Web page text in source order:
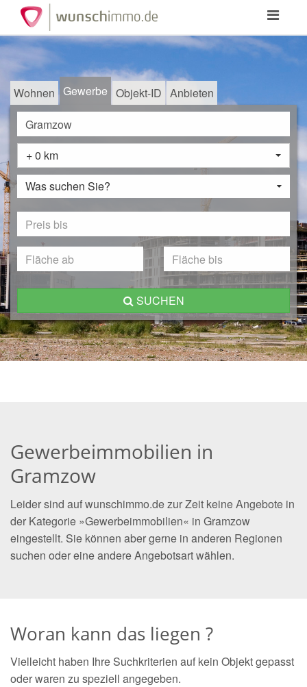
Toggle
Wohnen Gewerbe Objekt-ID Anbieten
+ 0 km
Was suchen Sie?
SUCHEN
Gewerbeimmobilien in
Gramzow
Leider sind auf wunschimmo.de zur Zeit keine Angebote in
der Kategorie »Gewerbeimmobilien« in Gramzow
eingestellt. Sie können aber gerne in anderen Regionen
suchen oder eine andere Angebotsart wählen.
Woran kann das liegen ?
Vielleicht haben Ihre Suchkriterien auf kein Objekt gepasst
oder waren zu speziell angegeben.